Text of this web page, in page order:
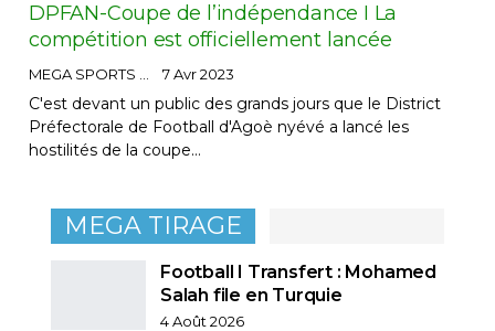
DPFAN-Coupe de l’indépendance I La
compétition est officiellement lancée
MEGA SPORTS 7 Avr 2023
C'est devant un public des grands jours que le District
Préfectorale de Football d'Agoè nyévé a lancé les
hostilités de la coupe…
MEGA TIRAGE
Football I Transfert : Mohamed
Salah file en Turquie
4 Août 2026